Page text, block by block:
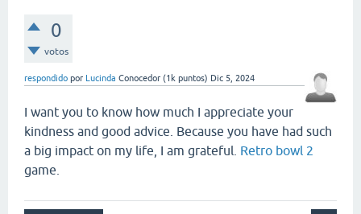
0
votos
respondido por Lucinda Conocedor (1k puntos) Dic 5, 2024
I want you to know how much I appreciate your
kindness and good advice. Because you have had such
a big impact on my life, I am grateful. Retro bowl 2
game.